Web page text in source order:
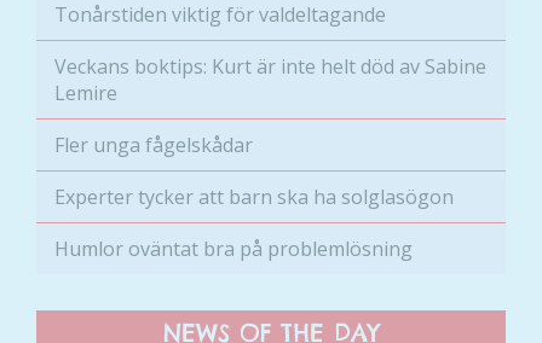
Tonårstiden viktig för valdeltagande
Veckans boktips: Kurt är inte helt död av Sabine
Lemire
Fler unga fågelskådar
Experter tycker att barn ska ha solglasögon
Humlor oväntat bra på problemlösning
NEWS OF THE DAY